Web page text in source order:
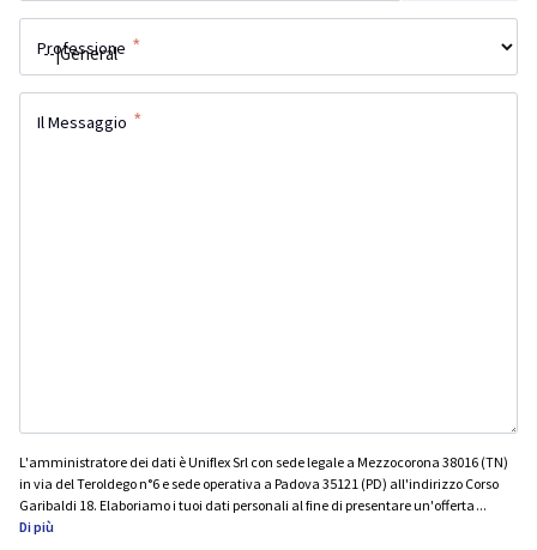
Professione *
Il Messaggio *
L'amministratore dei dati è Uniflex Srl con sede legale a Mezzocorona 38016 (TN)
in via del Teroldego n°6 e sede operativa a Padova 35121 (PD) all'indirizzo Corso
Garibaldi 18. Elaboriamo i tuoi dati personali al fine di presentare un'offerta ...
Di più